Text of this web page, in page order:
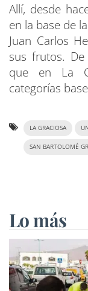
Allí, desde
en la base de
Juan Carlos
sus frutos.
que en La
categorías
LA GRACIOSA
SAN BARTOLOMÉ
Lo más